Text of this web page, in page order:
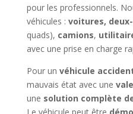
pour les professionnels.
véhicules : voitures,
quads), camions,
avec une prise en charge
Pour un véhicule
mauvais état avec une
une solution complète
Le véhicule peut être